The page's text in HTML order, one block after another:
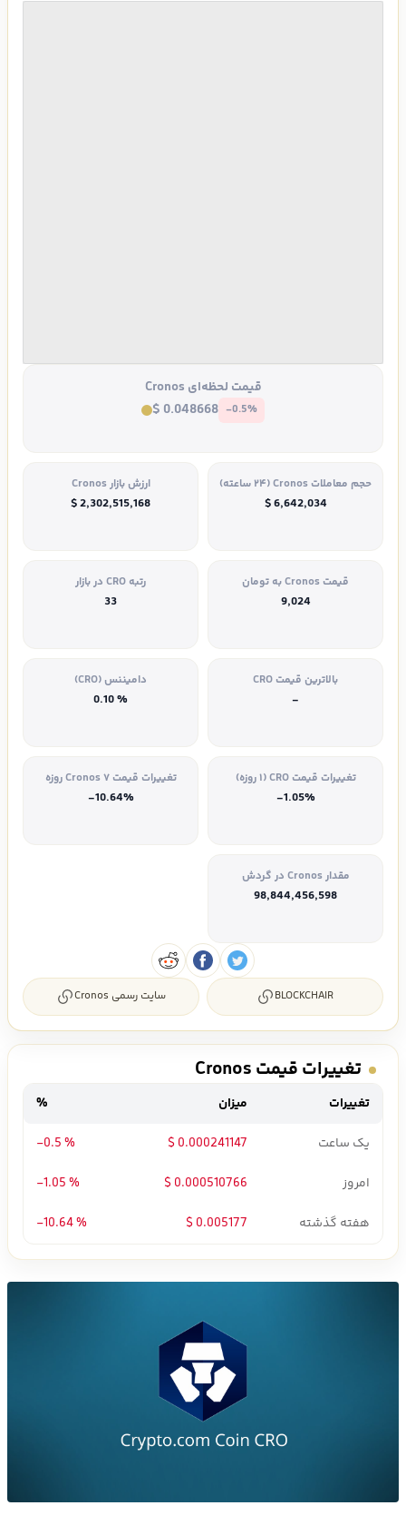
قیمت لحظه‌ای Cronos
$ 0.048668 -0.5%
حجم معاملات Cronos (۲۴ ساعته)
$ 6,642,034
ارزش بازار Cronos
$ 2,302,515,168
قیمت Cronos به تومان
9,024
رتبه CRO در بازار
33
بالاترین قیمت CRO
-
دامیننس (CRO)
% 0.10
تغییرات قیمت CRO (۱ روزه)
-1.05%
تغییرات قیمت Cronos ۷ روزه
-10.64%
مقدار Cronos در گردش
98,844,456,598
BLOCKCHAIR سایت رسمی Cronos
تغییرات قیمت Cronos
تغییرات میزان
%
یک ساعت
0.000241147 $
-0.5 %
امروز
0.000510766 $
-1.05 %
هفته گذشته
0.005177 $
-10.64 %